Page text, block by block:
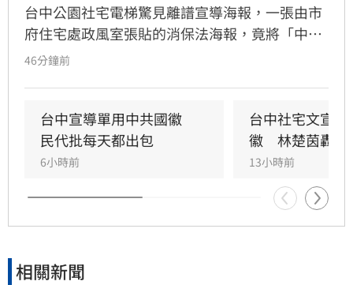
台中公園社宅電梯驚見離譜宣導海報，一張由市
府住宅處政風室張貼的消保法海報，竟將「中央
機關」圖示誤植為中國國徽，五星圖樣引發民眾
程處6日緊急滅火，坦承是內部人員使用AI製圖卻
未落實校稿釀禍，已將爭議海報全面下架並致
歉，承諾未來將嚴格審核宣導品內容，杜絕類似
46分鐘前
台中宣導單用中共國徽
民代批每天都出包
6小時前
台中社宅文宣
徽　林楚茵轟這
13小時前
相關新聞